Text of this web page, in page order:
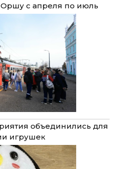
с апреля по июль
объединились для
игрушек